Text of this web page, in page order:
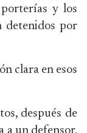
y los
detenidos por
clara en esos
después de
a un defensor.